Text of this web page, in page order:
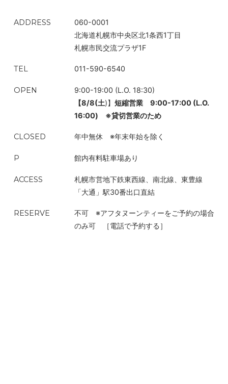
店が入店するのは稀なことだが、少なくとも札幌に、ローカルカル
チャーを大切にしている世界観を伝えているのは確かだ。
井は宗教建築のアーキテクトで大事にされているといわれ
ADDRESS
060-0001
北海道札幌市中央区北1条西1丁目
札幌市民交流プラザ1F
TEL 011-590-6540
OPEN
9:00-19:00 (L.O. 18:30)
【8/8(土)】 短縮営業 9:00-17:00 (L.O.
16:00) ※貸切営業のため
CLOSED 年中無休 ※年末年始を除く
P 館内有料駐車場あり
ACCESS
札幌市営地下鉄東西線、南北線、東豊線
「大通」駅30番出口直結
RESERVE
不可 ※アフタヌーンティーをご予約の場合
のみ可
［電話で予約する］